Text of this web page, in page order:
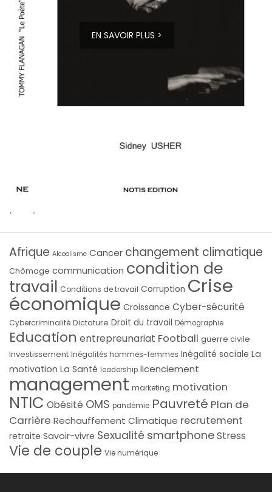
EN SAVOIR PLUS >
Afrique Alcoolisme Cancer changement climatique
Chômage communication condition de
travail Conditions de travail Corruption Crise
économique Croissance Cyber-sécurité
Cybercriminalité Dictature Droit du travail Démographie
Education entrepreunariat Football guerre civile
Investissement Inégalités hommes-femmes Inégalité sociale La
motivation La Santé leadership licenciement
management marketing motivation
NTIC Obésité OMS pandémie Pauvreté Plan de
Carrière Rechauffement Climatique recrutement
retraite Savoir-vivre Sexualité smartphoneStress
Vie de couple Vie numérique